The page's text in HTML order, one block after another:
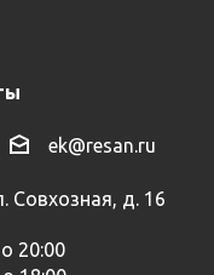
ek@resan.ru
Совхозная, д. 16
20:00